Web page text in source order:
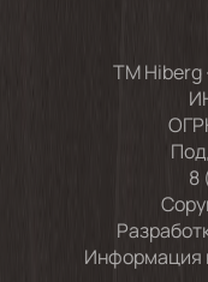
TM
8
Информация